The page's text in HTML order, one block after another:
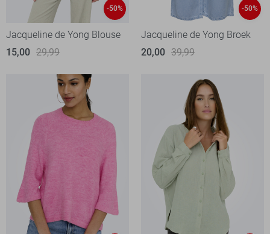
-50%
Jacqueline de Yong Blouse
15,00 29,99
-50%
Jacqueline de Yong Broek
20,00 39,99